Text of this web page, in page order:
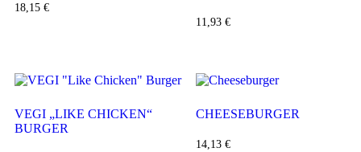
18,15 €
11,93 €
VEGI „LIKE CHICKEN“
BURGER
CHEESEBURGER
14,13 €